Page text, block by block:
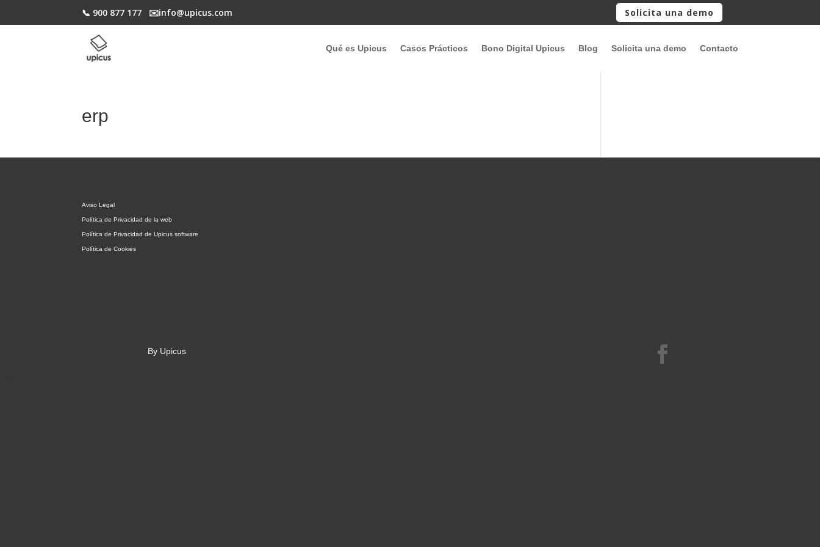
📞 900 877 177 ✉️​info@upicus.com Solicita una demo
Qué es Upicus Casos Prácticos Bono Digital Upicus Blog Solicita una demo Contacto
erp
Aviso Legal
Política de Privacidad de la web
Política de Privacidad de Upicus software
Política de Cookies
By Upicus